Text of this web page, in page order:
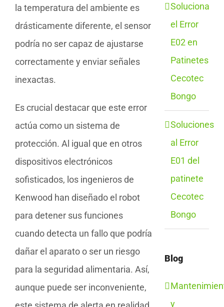
la temperatura del ambiente es
drásticamente diferente, el sensor
podría no ser capaz de ajustarse
correctamente y enviar señales
inexactas.
Es crucial destacar que este error
actúa como un sistema de
protección. Al igual que en otros
dispositivos electrónicos
sofisticados, los ingenieros de
Kenwood han diseñado el robot
para detener sus funciones
cuando detecta un fallo que podría
dañar el aparato o ser un riesgo
para la seguridad alimentaria. Así,
aunque puede ser inconveniente,
Soluciona
el Error
E02 en
Patinetes
Cecotec
Bongo
Soluciones
al Error
E01 del
patinete
Cecotec
Bongo
Blog
y